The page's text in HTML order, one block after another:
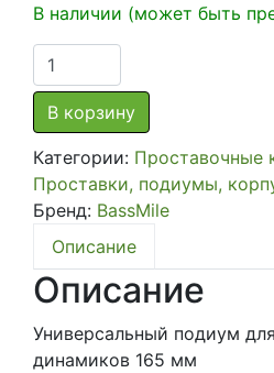
В наличии (может быть
Количество
товара
Подиум
кольцо
универсальный
под
165
мм
динамик,
виниловое
черный
В корзину
Категории: Проставочные
Проставки, подиумы,
Бренд: BassMile
Описание
Описание
Универсальный подиум
динамиков 165 мм